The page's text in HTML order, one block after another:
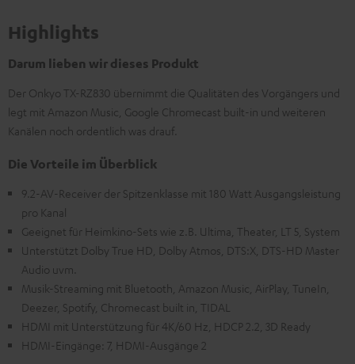
Highlights
Darum lieben wir dieses Produkt
Der Onkyo TX-RZ830 übernimmt die Qualitäten des Vorgängers und
legt mit Amazon Music, Google Chromecast built-in und weiteren
Kanälen noch ordentlich was drauf.
Die Vorteile im Überblick
9.2-AV-Receiver der Spitzenklasse mit 180 Watt Ausgangsleistung
pro Kanal
Geeignet für Heimkino-Sets wie z.B. Ultima, Theater, LT 5, System
Unterstützt Dolby True HD, Dolby Atmos, DTS:X, DTS-HD Master
Audio uvm.
Musik-Streaming mit Bluetooth, Amazon Music, AirPlay, TuneIn,
Deezer, Spotify, Chromecast built in, TIDAL
HDMI mit Unterstützung für 4K/60 Hz, HDCP 2.2, 3D Ready
HDMI-Eingänge: 7, HDMI-Ausgänge 2